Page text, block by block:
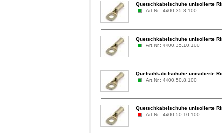
Quetschkabelschuhe unisolierte
Art.Nr.: 4400.35.8.100
Quetschkabelschuhe unisolierte
Art.Nr.: 4400.35.10.100
Quetschkabelschuhe unisolierte
Art.Nr.: 4400.50.8.100
Quetschkabelschuhe unisolierte
Art.Nr.: 4400.50.10.100